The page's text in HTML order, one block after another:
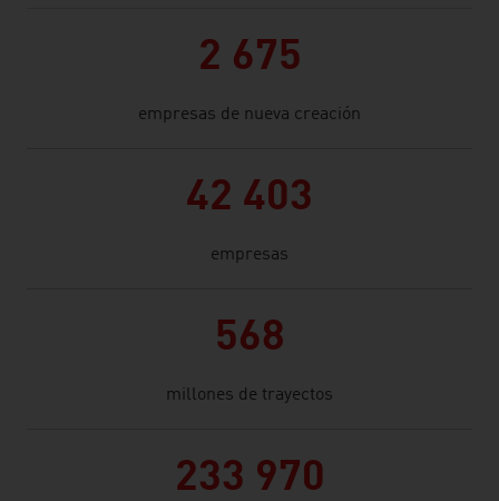
2 675
empresas de nueva creación
42 403
empresas
568
millones de trayectos
233 970